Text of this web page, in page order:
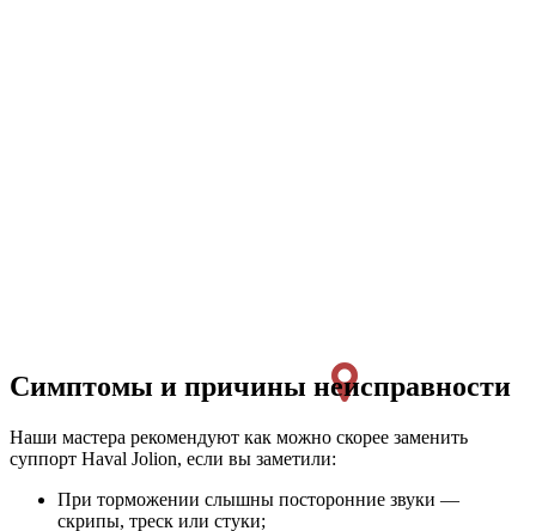
Симптомы и причины неисправности
Наши мастера рекомендуют как можно скорее заменить
суппорт Haval Jolion, если вы заметили:
При торможении слышны посторонние звуки —
скрипы, треск или стуки;